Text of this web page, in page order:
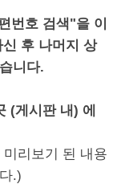
번호 검색"을 이
후 나머지 상
니다.
(게시판 내) 에
리보기 된 내용
.)